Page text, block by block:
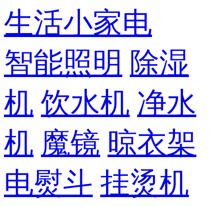
生活小家电
智能照明 除湿
机 饮水机 净水
机 魔镜 晾衣架
电熨斗 挂烫机